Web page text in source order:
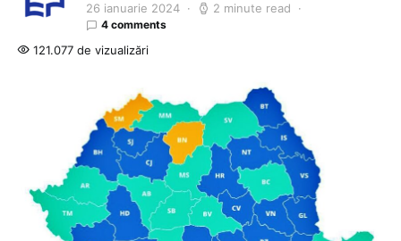
26 ianuarie 2024 2 minute read
4 comments
121.077 de vizualizări